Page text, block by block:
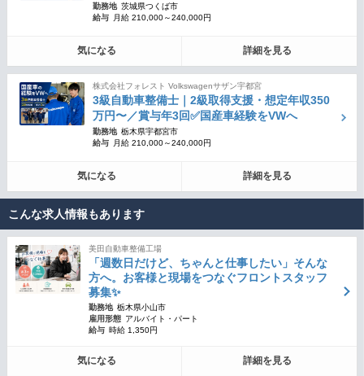
勤務地 茨城県つくば市
給与
月給 210,000～240,000円
気になる 詳細を見る
株式会社フォレスト Volkswagenサザン宇都宮
3級自動車整備士｜2級取得支援・想定年収350
万円〜／賞与年3回✅国産車経験をVWへ
勤務地 栃木県宇都宮市
給与
月給 210,000～240,000円
気になる 詳細を見る
こんな求人情報もあります
美田自動車整備工場
「週数日だけど、ちゃんと仕事したい」そんな
方へ。お客様と現場をつなぐフロントスタッフ
募集✨
勤務地 栃木県小山市
雇用形態 アルバイト・パート
給与 時給 1,350円
気になる 詳細を見る